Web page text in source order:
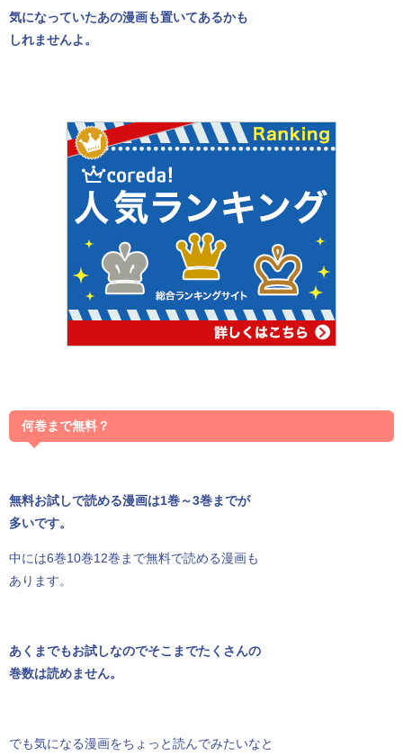
気になっていたあの漫画も置いてあるかも
しれませんよ。
何巻まで無料？
無料お試しで読める漫画は1巻～3巻までが
多いです。
中には6巻10巻12巻まで無料で読める漫画も
あります。
あくまでもお試しなのでそこまでたくさんの
巻数は読めません。
でも気になる漫画をちょっと読んでみたいなと